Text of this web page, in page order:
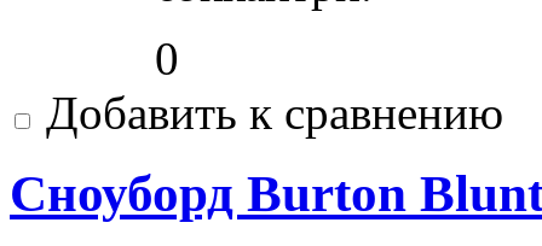
0
Добавить к сравнению
Сноуборд Burton